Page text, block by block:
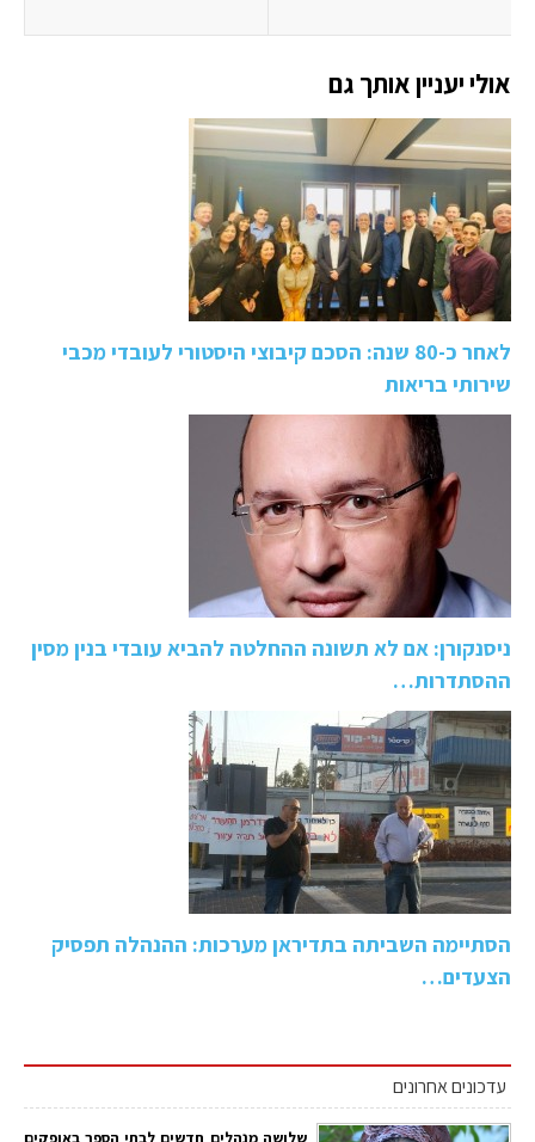
אולי יעניין אותך גם
לאחר כ-80 שנה: הסכם קיבוצי היסטורי לעובדי מכבי
שירותי בריאות
ניסנקורן: אם לא תשונה ההחלטה להביא עובדי בנין מסין
ההסתדרות…
הסתיימה השביתה בתדיראן מערכות: ההנהלה תפסיק
הצעדים…
עדכונים אחרונים
שלושה מנהלים חדשים לבתי הספר באופקים